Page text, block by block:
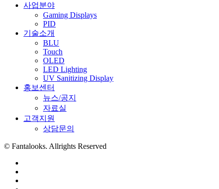
사업분야
Gaming Displays
PID
기술소개
BLU
Touch
OLED
LED Lighting
UV Sanitizing Display
홍보센터
뉴스/공지
자료실
고객지원
상담문의
© Fantalooks. Allrights Reserved